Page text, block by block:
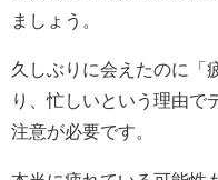
ましょう。
久しぶりに会えたのに「
り、忙しいという理由で
注意が必要です。